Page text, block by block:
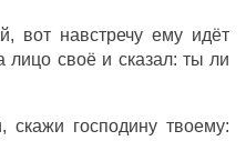
вот навстречу ему идёт
лицо своё и сказал: ты ли
господину твоему: